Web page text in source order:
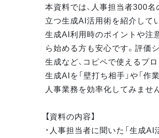
本資料では、人事担当者300
立つ生成AI活用術を紹介して
生成AI利用時のポイントや注
ら始める方も安心です。評価
生成など、コピペで使えるプロ
生成AIを「壁打ち相手」や「作
人事業務を効率化してみませ
【資料の内容】
・人事担当者に聞いた「生成